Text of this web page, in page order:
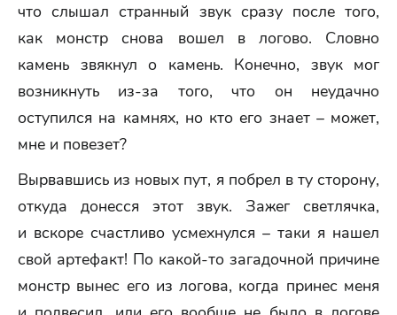
что слышал странный звук сразу после того,
как монстр снова вошел в логово. Словно
камень звякнул о камень. Конечно, звук мог
возникнуть из-за того, что он неудачно
оступился на камнях, но кто его знает – может,
мне и повезет?
Вырвавшись из новых пут, я побрел в ту сторону,
откуда донесся этот звук. Зажег светлячка,
и вскоре счастливо усмехнулся – таки я нашел
свой артефакт! По какой-то загадочной причине
монстр вынес его из логова, когда принес меня